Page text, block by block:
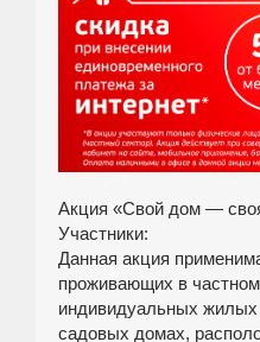
Акция «Свой дом —
Участники:
Данная акция
проживающих в
индивидуальных
садовых домах,